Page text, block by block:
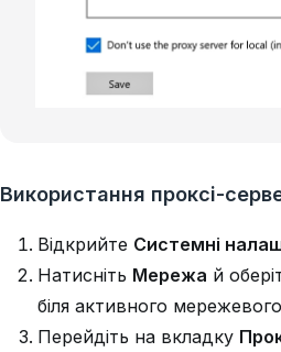
Використання проксі-
Відкрийте Системні
Натисніть Мережа й
біля активного
Перейдіть на вкладку